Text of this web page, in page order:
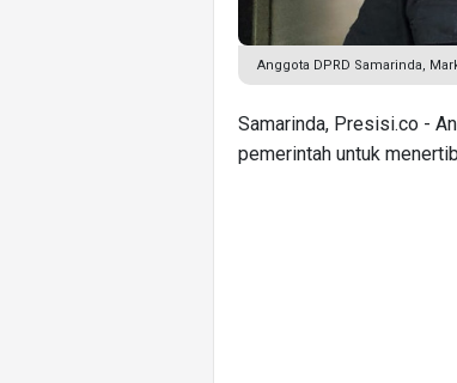
Anggota DPRD Samarinda,
Samarinda, Presisi.co -
pemerintah untuk